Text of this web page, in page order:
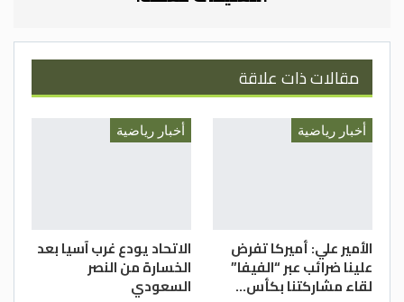
العقبة المهدد بالهبوط.
–(بترا)
مقالات ذات علاقة
أخبار رياضية
الأمير علي: أميركا تفرض
علينا ضرائب عبر “الفيفا”
لقاء مشاركتنا بكأس…
أخبار رياضية
الاتحاد يودع غرب آسيا بعد
الخسارة من النصر
السعودي